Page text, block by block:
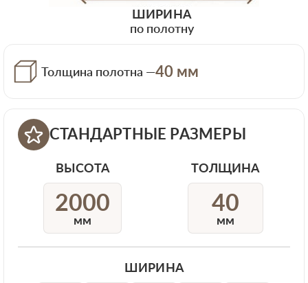
ШИРИНА
по полотну
Толщина полотна —40 мм
СТАНДАРТНЫЕ РАЗМЕРЫ
ВЫСОТА
2000
мм
ШИРИНА
ТОЛЩИНА
40
мм